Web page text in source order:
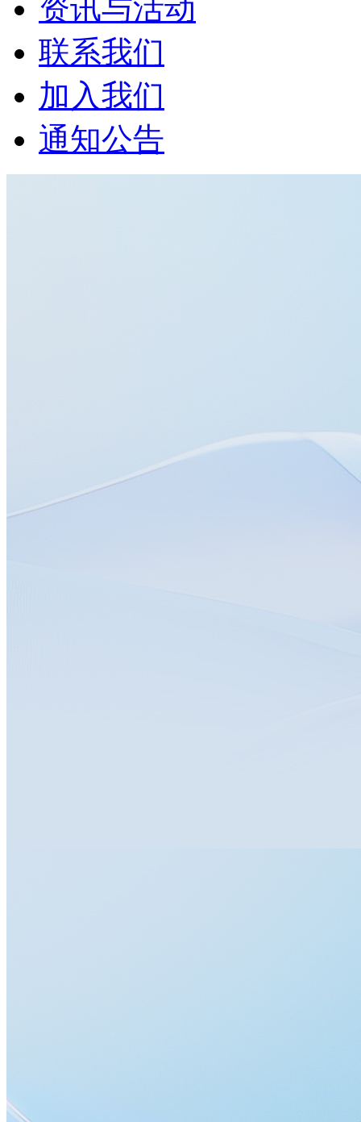
资讯与活动
联系我们
加入我们
通知公告